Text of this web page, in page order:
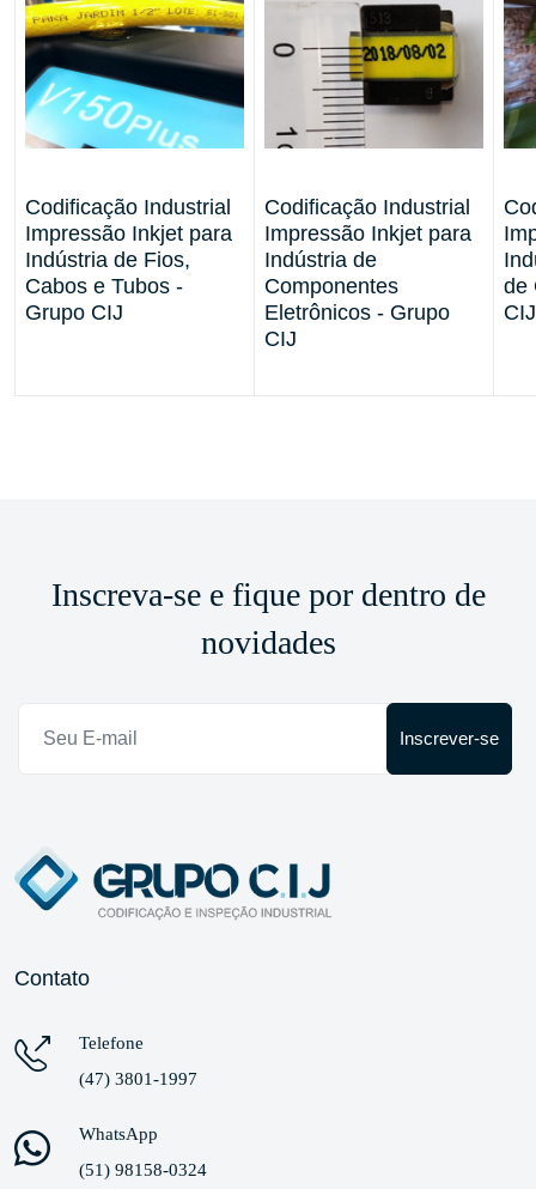
Codificação Industrial
Impressão Inkjet para
Indústria de Fios,
Cabos e Tubos -
Grupo CIJ
Codificação Industrial
Impressão Inkjet para
Indústria de
Componentes
Eletrônicos - Grupo
CIJ
de
CIJ
Inscreva-se e fique por dentro de
novidades
Inscrever-se
Contato
Telefone
(47) 3801-1997
WhatsApp
(51) 98158-0324